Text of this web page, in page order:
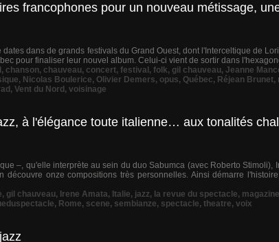
francophones pour un nouveau métissage,
dans de grands festivals du Grand Ouest, dont l'Interceltique de
pour finaliser leur nouvel album. Celui-ci vient de sortir dans
, chanson, chauveau, concert, festival , folk, gil chauveau, Jeanne
, Nicolas Boulerice, Olivier Demers, opus, Québec, Réjean Brunet,
, Vent du Nord , voisinage
à l'élégance toute italienne… aux tonalités
–, qu'elle interprète au sein du duo Sabumca (avec Roberto Stimoli),
onze compositions très personnelles. Ainsi démarre
, gil chauveau, Irene Amata, Italie, jazz, la revue du spectacle, magazine
, Rome, scene, sembianze, spectacle, theatre, voix